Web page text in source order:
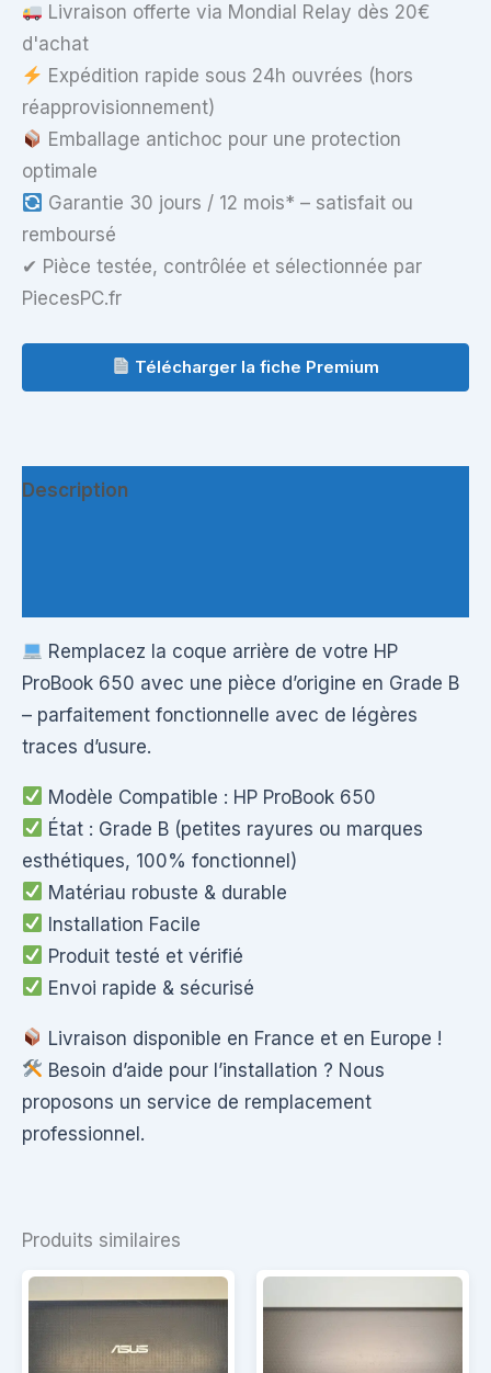
Livraison offerte via Mondial Relay dès 20€
d'achat
Expédition rapide sous 24h ouvrées (hors
réapprovisionnement)
Emballage antichoc pour une protection
optimale
Garantie 30 jours / 12 mois* – satisfait ou
remboursé
✔ Pièce testée, contrôlée et sélectionnée par
PiecesPC.fr
Télécharger la fiche Premium
Description
Remplacez la coque arrière de votre HP
ProBook 650 avec une pièce d’origine en Grade B
– parfaitement fonctionnelle avec de légères
traces d’usure.
Modèle Compatible : HP ProBook 650
État : Grade B (petites rayures ou marques
esthétiques, 100% fonctionnel)
Matériau robuste & durable
Installation Facile
Produit testé et vérifié
Envoi rapide & sécurisé
Livraison disponible en France et en Europe !
Besoin d’aide pour l’installation ? Nous
proposons un service de remplacement
professionnel.
Produits similaires